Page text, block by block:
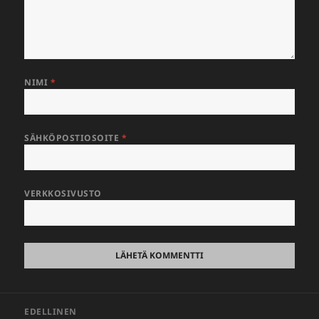
NIMI *
SÄHKÖPOSTIOSOITE *
VERKKOSIVUSTO
EDELLINEN